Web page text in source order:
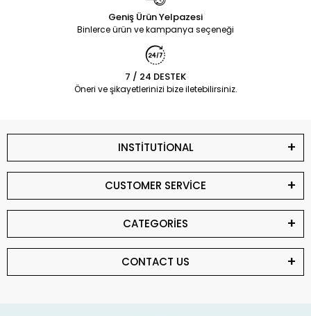
Geniş Ürün Yelpazesi
Binlerce ürün ve kampanya seçeneği
7 / 24 DESTEK
Öneri ve şikayetlerinizi bize iletebilirsiniz.
INSTİTUTİONAL
CUSTOMER SERVİCE
CATEGORİES
CONTACT US